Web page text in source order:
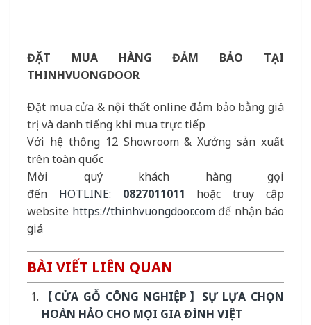
ĐẶT MUA HÀNG ĐẢM BẢO TẠI
THINHVUONGDOOR
Đặt mua cửa & nội thất online đảm bảo bằng giá
trị và danh tiếng khi mua trực tiếp
Với hệ thống 12 Showroom & Xưởng sản xuất
trên toàn quốc
Mời quý khách hàng gọi
đến HOTLINE: 0827011011 hoặc truy cập
website https://thinhvuongdoor.comđể nhận báo
giá
BÀI VIẾT LIÊN QUAN
【CỬA GỖ CÔNG NGHIỆP】SỰ LỰA CHỌN
HOÀN HẢO CHO MỌI GIA ĐÌNH VIỆT